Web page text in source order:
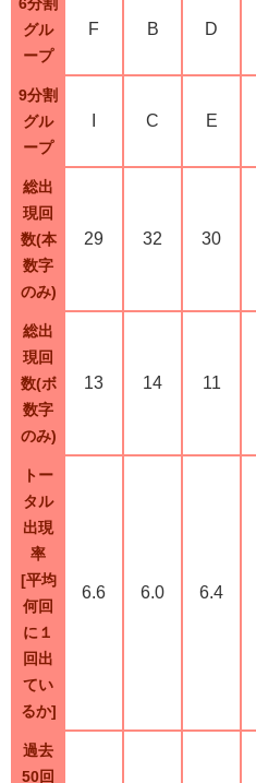
グル
ープ
F B D
9分割
グル
ープ
C E
総出
現回
数(本
数字
のみ)
29 32 30
総出
現回
数(ボ
数字
のみ)
13 14 11
トー
タル
出現
率
[平均
何回
に１
回出
てい
るか]
6.6 6.0 6.4
過去
50回